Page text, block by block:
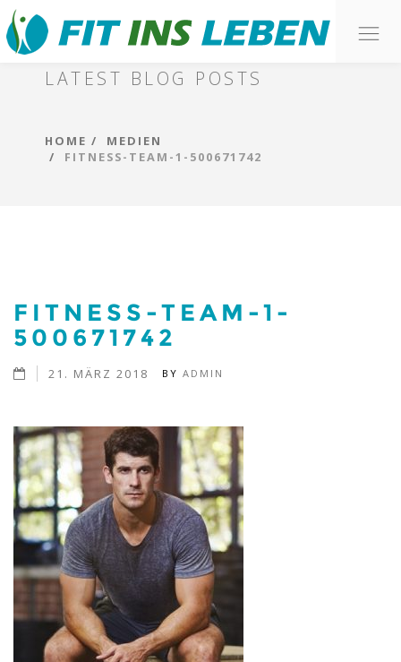
BLOG
LATEST BLOG POSTS
HOME
MEDIEN
FITNESS-TEAM-1-500671742
FITNESS-TEAM-1-
500671742
21. MÄRZ 2018 BYADMIN